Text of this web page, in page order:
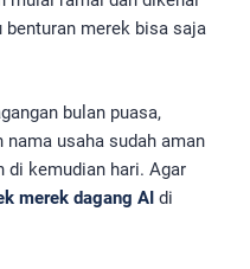
merek bisa saja
bulan puasa,
usaha sudah aman
di kemudian hari. Agar
merek dagang AI di